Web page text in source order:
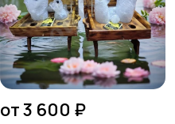
от 3 600 ₽